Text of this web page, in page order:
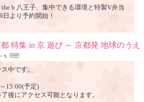
the b 八王子、集中できる環境と特製V弁当
より予約開始！
特集 in 京 遊び ～ 京都発 地球のうえ
中です。
15:00(予定)
後にアクセス可能となります。